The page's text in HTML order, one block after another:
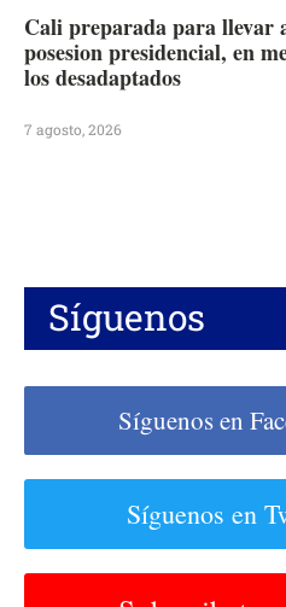
Cali preparada para llevar
posesion presidencial, en
los desadaptados
7 agosto, 2026
Síguenos
Síguenos en
Síguenos en